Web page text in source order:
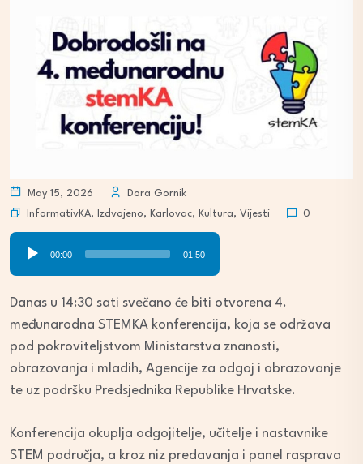
May 15, 2026
Dora Gornik
InformativKA, Izdvojeno, Karlovac, Kultura, Vijesti 0
00:00 01:50
Danas u 14:30 sati svečano će biti otvorena 4.
međunarodna STEMKA konferencija, koja se održava
pod pokroviteljstvom Ministarstva znanosti,
obrazovanja i mladih, Agencije za odgoj i obrazovanje
te uz podršku Predsjednika Republike Hrvatske.
Konferencija okuplja odgojitelje, učitelje i nastavnike
STEM područja, a kroz niz predavanja i panel rasprava